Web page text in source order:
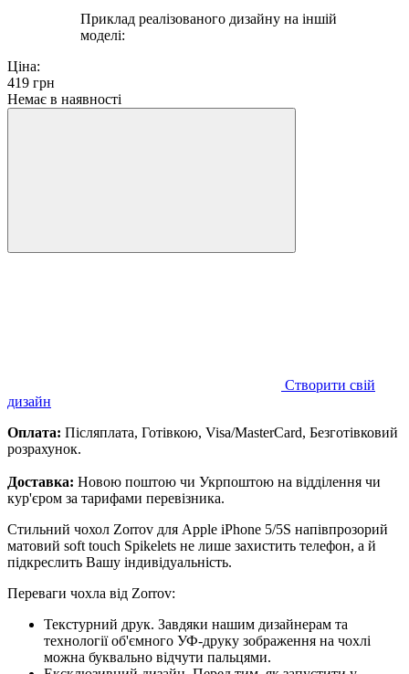
Приклад реалізованого дизайну на іншій
моделі:
Ціна:
419 грн
Немає в наявності
Створити свій
дизайн
Оплата: Післяплата, Готівкою, Visa/MasterCard, Безготівковий
розрахунок.
Доставка: Новою поштою чи Укрпоштою на відділення чи
кур'єром за тарифами перевізника.
Стильний чохол Zorrov для Apple iPhone 5/5S напівпрозорий
матовий soft touch Spikelets не лише захистить телефон, а й
підкреслить Вашу індивідуальність.
Переваги чохла від Zorrov:
Текстурний друк. Завдяки нашим дизайнерам та
технології об'ємного УФ-друку зображення на чохлі
можна буквально відчути пальцями.